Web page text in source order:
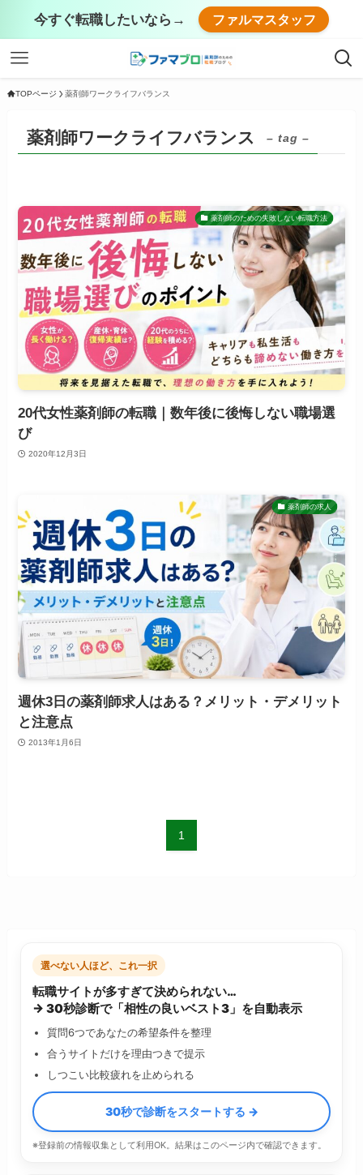
今すぐ転職したいなら→ ファルマスタッフ
TOPページ 薬剤師ワークライフバランス
薬剤師ワークライフバランス – tag –
薬剤師のための失敗しない転職方法
20代女性薬剤師の転職｜数年後に後悔しない職場選
び
2020年12月3日
薬剤師の求人
週休3日の薬剤師求人はある？メリット・デメリット
と注意点
2013年1月6日
1
選べない人ほど、これ一択
転職サイトが多すぎて決められない…
→ 30秒診断で「相性の良いベスト3」を自動表示
質問6つであなたの希望条件を整理
合うサイトだけを理由つきで提示
しつこい比較疲れを止められる
30秒で診断をスタートする →
※登録前の情報収集として利用OK。結果はこのページ内で確認できます。